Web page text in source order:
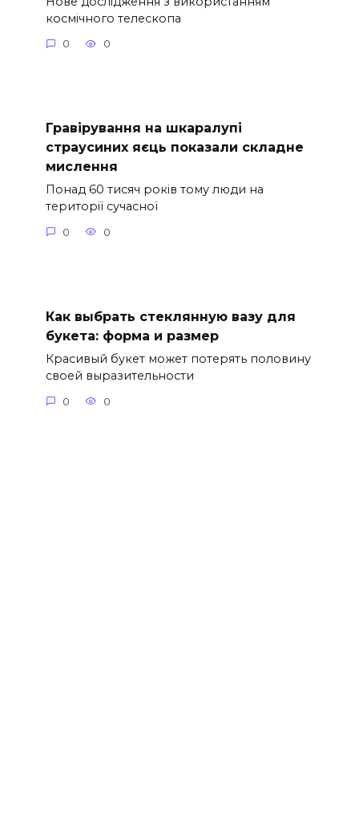
космічного телескопа
0 0
Гравірування на шкаралупі
страусиних яєць показали складне
мислення
Понад 60 тисяч років тому люди на
території сучасної
0 0
Как выбрать стеклянную вазу для
букета: форма и размер
Красивый букет может потерять половину
своей выразительности
0 0